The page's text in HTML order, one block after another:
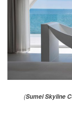
(Sumei Skyline